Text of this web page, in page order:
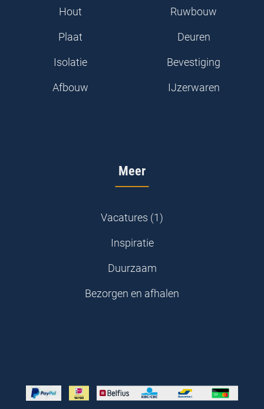
Hout
Plaat
Isolatie
Afbouw
Ruwbouw
Deuren
Bevestiging
IJzerwaren
Meer
Vacatures (1)
Inspiratie
Duurzaam
Bezorgen en afhalen